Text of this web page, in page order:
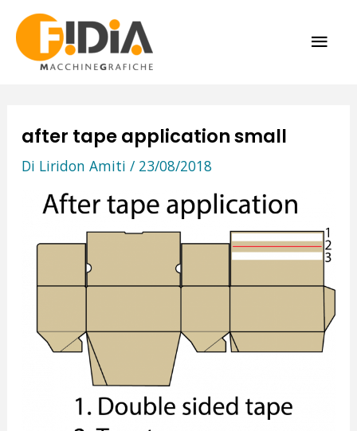
contenuto
after tape application small
Di Liridon Amiti / 23/08/2018